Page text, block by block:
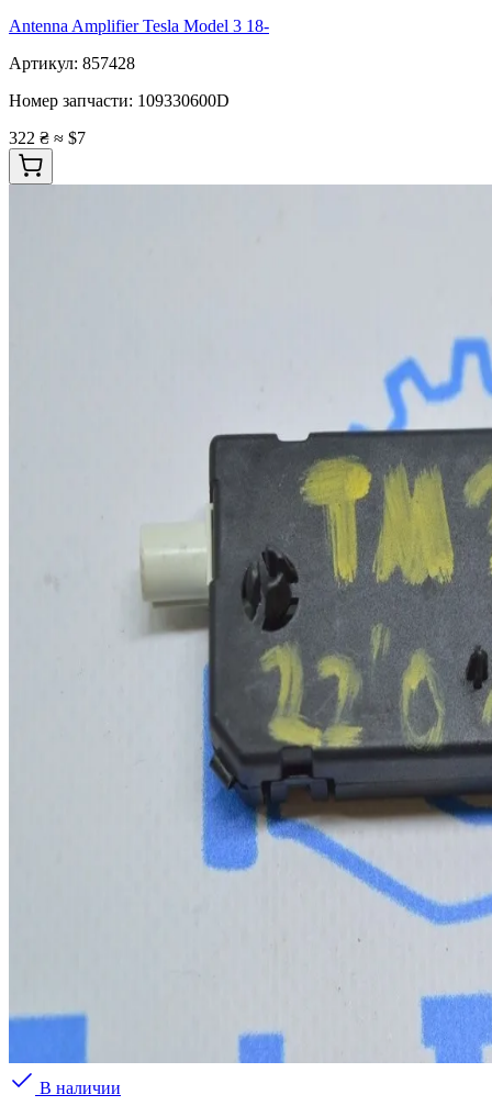
Antenna Amplifier Tesla Model 3 18-
Артикул: 857428
Номер запчасти: 109330600D
322 ₴ ≈ $7
В наличии